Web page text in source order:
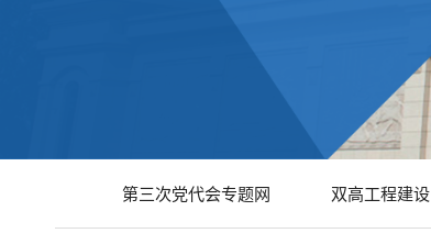
第三次党代会专题网 双高工程建设